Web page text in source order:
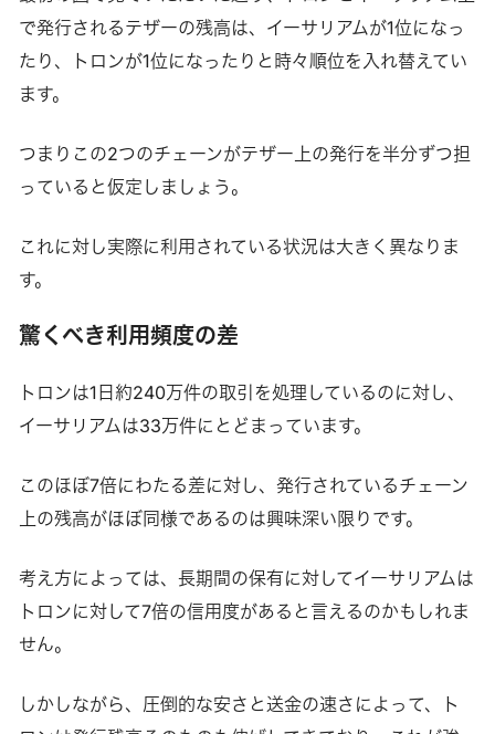
で発行されるテザーの残高は、イーサリアムが1位になっ
たり、トロンが1位になったりと時々順位を入れ替えてい
ます。
つまりこの2つのチェーンがテザー上の発行を半分ずつ担
っていると仮定しましょう。
これに対し実際に利用されている状況は大きく異なりま
す。
驚くべき利用頻度の差
トロンは1日約240万件の取引を処理しているのに対し、
イーサリアムは33万件にとどまっています。
このほぼ7倍にわたる差に対し、発行されているチェーン
上の残高がほぼ同様であるのは興味深い限りです。
考え方によっては、長期間の保有に対してイーサリアムは
トロンに対して7倍の信用度があると言えるのかもしれま
せん。
しかしながら、圧倒的な安さと送金の速さによって、ト